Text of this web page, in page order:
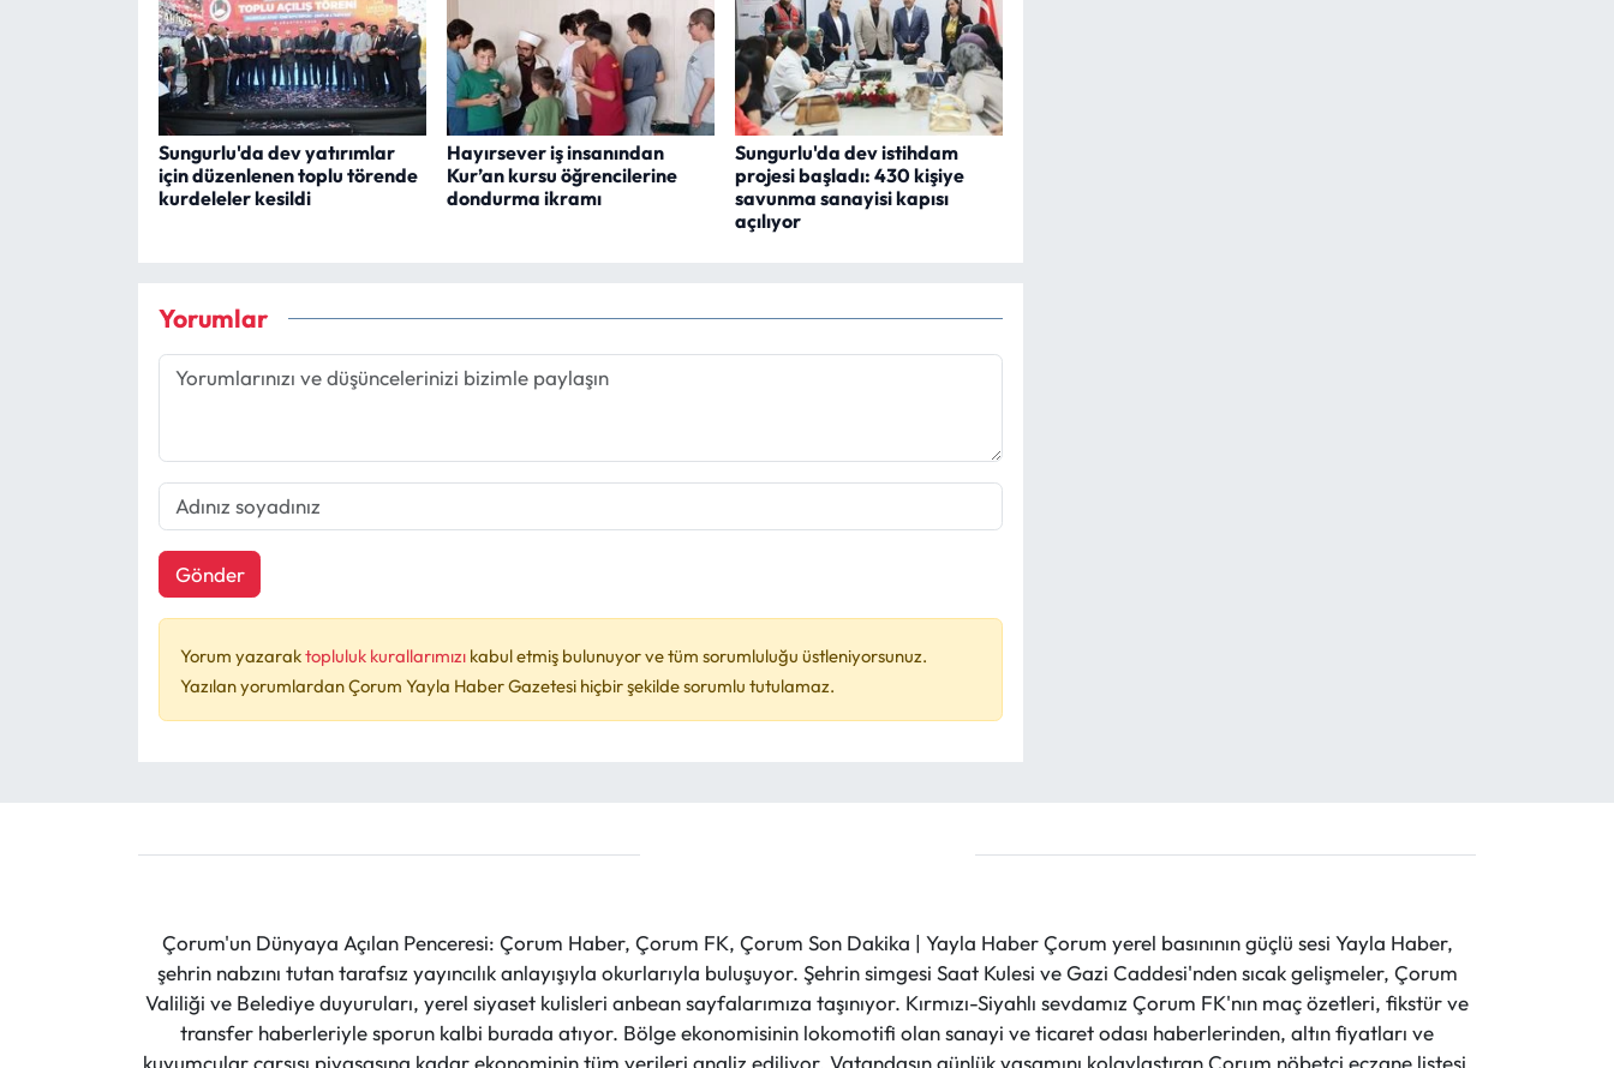
Sungurlu'da dev yatırımlar
için düzenlenen toplu törende
kurdeleler kesildi
Hayırsever iş insanından
Kur’an kursu öğrencilerine
dondurma ikramı
Sungurlu'da dev istihdam
projesi başladı: 430 kişiye
savunma sanayisi kapısı
açılıyor
Yorumlar
Gönder
Yorum yazaraktopluluk kurallarımızı kabul etmiş bulunuyor ve tüm sorumluluğu üstleniyorsunuz.
Yazılan yorumlardan Çorum Yayla Haber Gazetesi hiçbir şekilde sorumlu tutulamaz.
Çorum'un Dünyaya Açılan Penceresi: Çorum Haber, Çorum FK, Çorum Son Dakika | Yayla Haber Çorum yerel basınının güçlü sesi Yayla Haber,
şehrin nabzını tutan tarafsız yayıncılık anlayışıyla okurlarıyla buluşuyor. Şehrin simgesi Saat Kulesi ve Gazi Caddesi'nden sıcak gelişmeler, Çorum
Valiliği ve Belediye duyuruları, yerel siyaset kulisleri anbean sayfalarımıza taşınıyor. Kırmızı-Siyahlı sevdamız Çorum FK'nın maç özetleri, fikstür ve
transfer haberleriyle sporun kalbi burada atıyor. Bölge ekonomisinin lokomotifi olan sanayi ve ticaret odası haberlerinden, altın fiyatları ve
kuyumcular çarşısı piyasasına kadar ekonominin tüm verileri analiz ediliyor. Vatandaşın günlük yaşamını kolaylaştıran Çorum nöbetçi eczane listesi,